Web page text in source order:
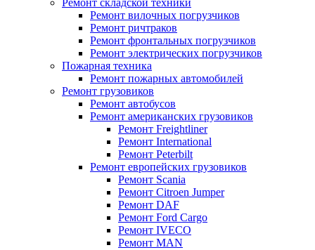
Ремонт складской техники
Ремонт вилочных погрузчиков
Ремонт ричтраков
Ремонт фронтальных погрузчиков
Ремонт электрических погрузчиков
Пожарная техника
Ремонт пожарных автомобилей
Ремонт грузовиков
Ремонт автобусов
Ремонт американских грузовиков
Ремонт Freightliner
Ремонт International
Ремонт Peterbilt
Ремонт европейских грузовиков
Ремонт Scania
Ремонт Citroen Jumper
Ремонт DAF
Ремонт Ford Cargo
Ремонт IVECO
Ремонт MAN